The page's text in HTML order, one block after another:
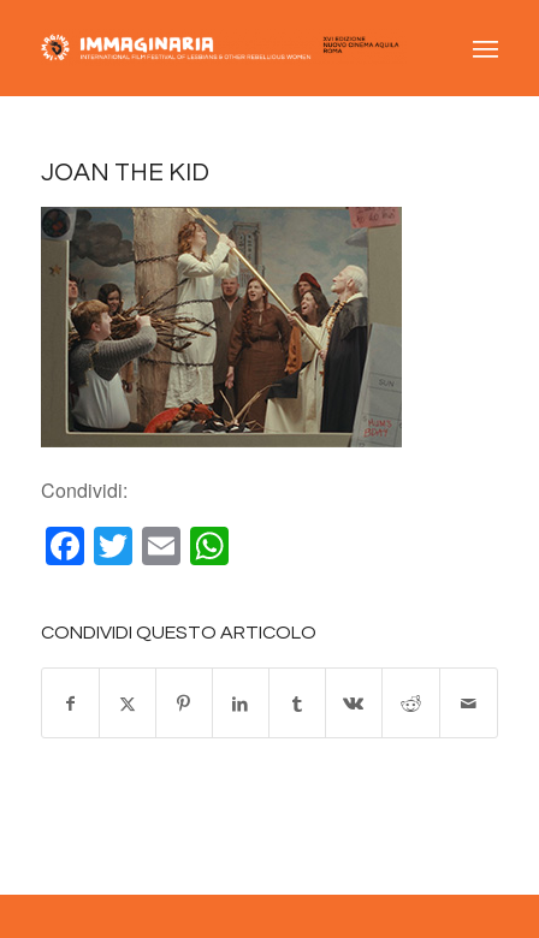
JOAN THE KID
Condividi:
Facebook
Twitter
EmailWhatsApp
CONDIVIDI QUESTO ARTICOLO